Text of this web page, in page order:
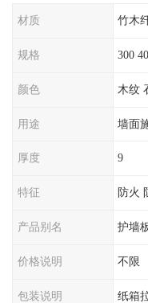
材质 竹木
规格 300
颜色 木纹
用途 墙面
厚度 9
特征 防火
产品别名 护墙
价格说明 不限
包装说明 纸箱